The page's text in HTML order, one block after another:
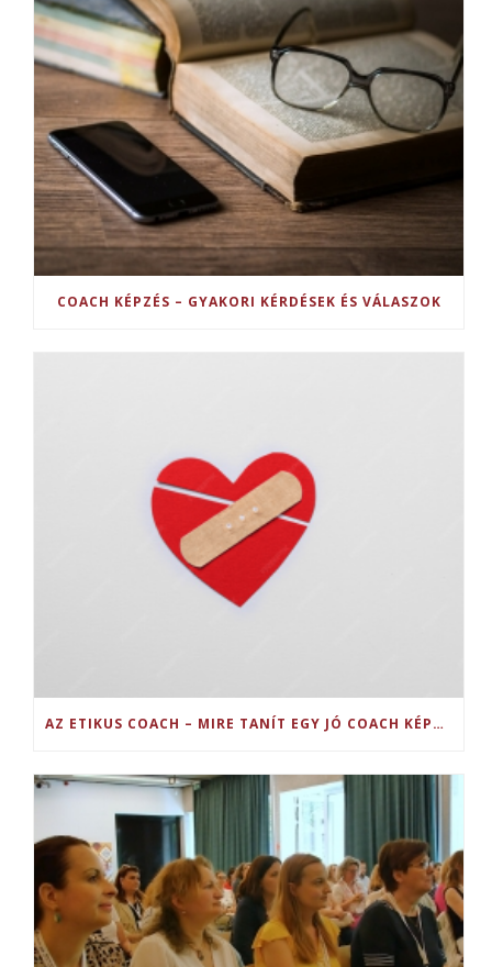
COACH KÉPZÉS – GYAKORI KÉRDÉSEK ÉS VÁLASZOK
AZ ETIKUS COACH – MIRE TANÍT EGY JÓ COACH KÉPZÉS?